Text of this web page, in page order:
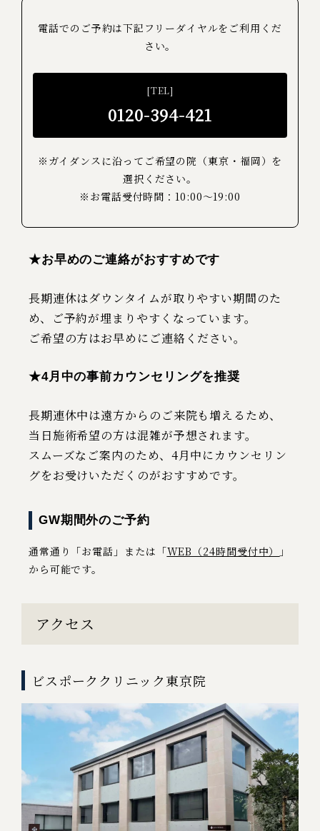
電話でのご予約は下記フリーダイヤルをご利用くだ
さい。
[TEL]
0120-394-421
※ガイダンスに沿ってご希望の院（東京・福岡）を
選択ください。
※お電話受付時間：10:00～19:00
★お早めのご連絡がおすすめです
長期連休はダウンタイムが取りやすい期間のた
め、ご予約が埋まりやすくなっています。
ご希望の方はお早めにご連絡ください。
★4月中の事前カウンセリングを推奨
長期連休中は遠方からのご来院も増えるため、
当日施術希望の方は混雑が予想されます。
スムーズなご案内のため、4月中にカウンセリン
グをお受けいただくのがおすすめです。
GW期間外のご予約
通常通り「お電話」または「WEB（24時間受付中）
」
から可能です。
アクセス
ビスポーククリニック東京院